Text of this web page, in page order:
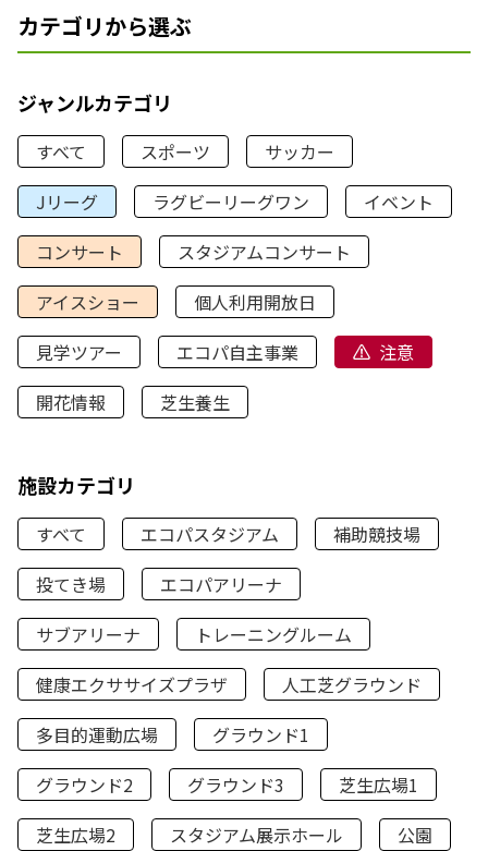
カテゴリから選ぶ
ジャンルカテゴリ
すべて スポーツ
サッカー
Jリーグ
ラグビーリーグワン
イベント
コンサート
スタジアムコンサート
アイスショー
個人利用開放日
見学ツアー
エコパ自主事業
注意
開花情報
芝生養生
施設カテゴリ
すべて エコパスタジアム
補助競技場
投てき場
エコパアリーナ
サブアリーナ
トレーニングルーム
健康エクササイズプラザ
人工芝グラウンド
多目的運動広場
グラウンド1
グラウンド2
グラウンド3
芝生広場1
芝生広場2
スタジアム展示ホール
公園